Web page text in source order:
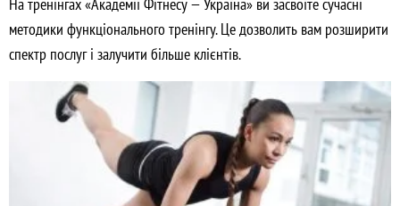
методики функціонального тренінгу. Це дозволить вам розширити
спектр послуг і залучити більше клієнтів.